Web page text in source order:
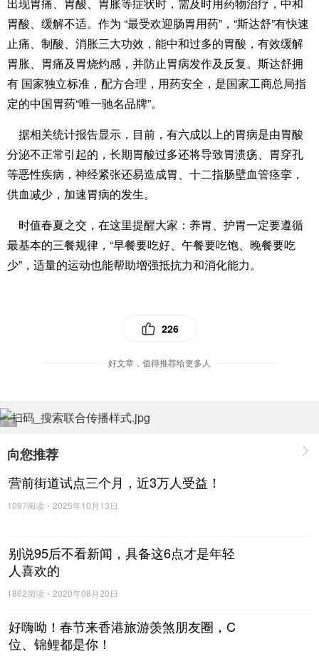
胃酸、缓解不适。作为 “最受欢迎肠胃用药”，“斯达舒”有快速
止痛、制酸、消胀三大功效，能中和过多的胃酸，有效缓解
胃胀、胃痛及胃烧灼感，并防止胃病发作及反复。斯达舒拥
有 国家独立标准，配方合理，用药安全，是国家工商总局指
定的中国胃药“唯一驰名品牌”。
据相关统计报告显示，目前，有六成以上的胃病是由胃酸
分泌不正常引起的，长期胃酸过多还将导致胃溃疡、胃穿孔
等恶性疾病，神经紧张还易造成胃、十二指肠壁血管痉挛，
供血减少，加速胃病的发生。
时值春夏之交，在这里提醒大家：养胃、护胃一定要遵循
最基本的三餐规律，“早餐要吃好、午餐要吃饱、晚餐要吃
少”，适量的运动也能帮助增强抵抗力和消化能力。
226
好文章，值得推荐给更多人
向您推荐
营前街道试点三个月，近3万人受益！
1097阅读 2025年10月13日
别说95后不看新闻，具备这6点才是年轻
人喜欢的
1862阅读 2020年08月20日
好嗨呦！春节来香港旅游羡煞朋友圈，C
位、锦鲤都是你！